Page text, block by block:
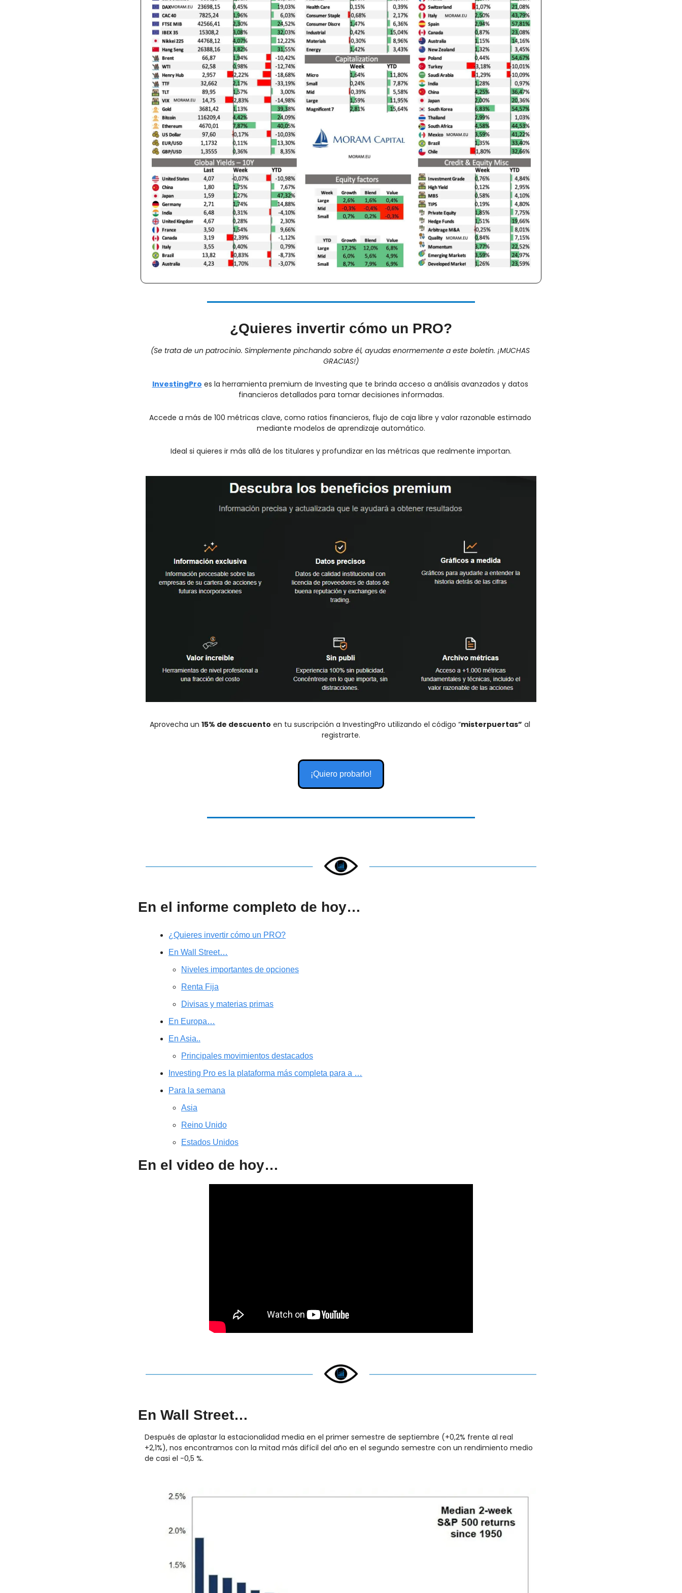
¿Quieres invertir cómo un PRO?
(Se trata de un patrocinio. Simplemente pinchando sobre él, ayudas enormemente a este boletín. ¡MUCHAS
GRACIAS!)
InvestingPro es la herramienta premium de Investing que te brinda acceso a análisis avanzados y datos
financieros detallados para tomar decisiones informadas.
Accede a más de 100 métricas clave, como ratios financieros, flujo de caja libre y valor razonable estimado
mediante modelos de aprendizaje automático.
Ideal si quieres ir más allá de los titulares y profundizar en las métricas que realmente importan.
Aprovecha un 15% de descuento en tu suscripción a InvestingPro utilizando el código “misterpuertas” al
registrarte.
¡Quiero probarlo!
En el informe completo de hoy…
¿Quieres invertir cómo un PRO?
En Wall Street…
Niveles importantes de opciones
Renta Fija
Divisas y materias primas
En Europa…
En Asia..
Principales movimientos destacados
Investing Pro es la plataforma más completa para a …
Para la semana
Asia
Reino Unido
Estados Unidos
En el video de hoy…
En Wall Street…
Después de aplastar la estacionalidad media en el primer semestre de septiembre (+0,2% frente al real
+2,1%), nos encontramos con la mitad más difícil del año en el segundo semestre con un rendimiento medio
de casi el -0,5 %.